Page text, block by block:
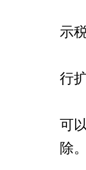
查
示
可
行
易
可
除